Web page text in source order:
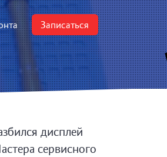
Записаться
дисплей
сервисного